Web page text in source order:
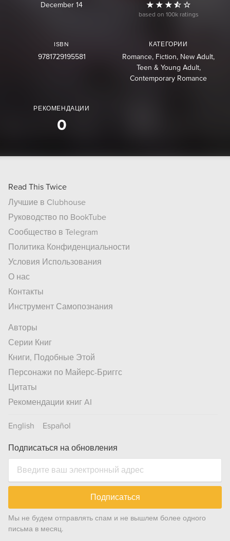
December 14
based on 100k ratings
ISBN
9781729195581
КАТЕГОРИИ
Romance Fiction New Adult
Teen & Young Adult
Contemporary Romance
РЕКОМЕНДАЦИИ
0
Read This Twice
Лучшие в Clubhouse
Руководство по BookTube
Сообщество в Telegram
Политика Конфиденциальности
Условия Использования
О нас
Контакты
Инструмент Самопознания
Авторы
Серии Книг
Книги, Подобные Этой
Персонажи по Майерс-Бриггс
Цитаты
Рекомендации книг AI
English Español
Подписаться на обновления
Подписаться
Мы не будем отправлять спам и не вышлем более одного
письма в месяц.